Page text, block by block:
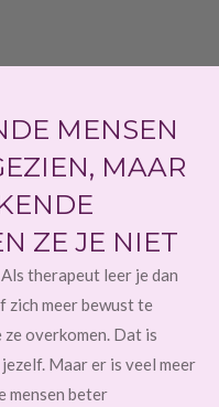
MENSEN
MAAR
ZE JE NIET
therapeut leer je dan
zich meer bewust te
overkomen. Dat is
Maar er is veel meer
mensen beter